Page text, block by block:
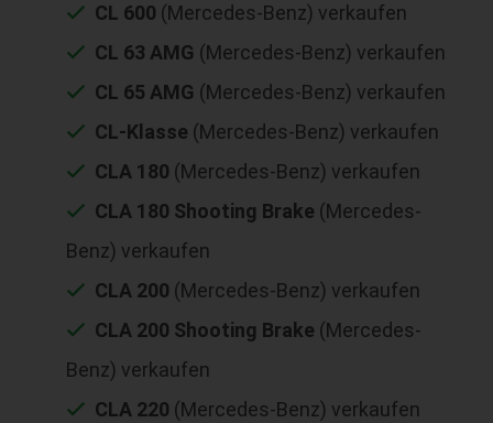
CL 600 (Mercedes-Benz) verkaufen
CL 63 AMG (Mercedes-Benz) verkaufen
CL 65 AMG (Mercedes-Benz) verkaufen
CL-Klasse (Mercedes-Benz) verkaufen
CLA 180 (Mercedes-Benz) verkaufen
CLA 180 Shooting Brake (Mercedes-
Benz) verkaufen
CLA 200 (Mercedes-Benz) verkaufen
CLA 200 Shooting Brake (Mercedes-
Benz) verkaufen
CLA 220 (Mercedes-Benz) verkaufen